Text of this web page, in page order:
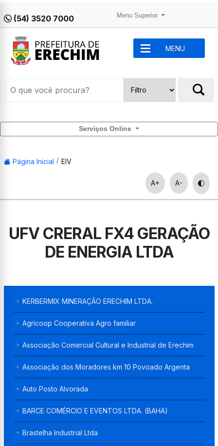
(54) 3520 7000 Menu Superior
MENU
Serviços Online
Página Inicial EIV
A+ A-
UFV CRERAL FX4 GERAÇÃO
DE ENERGIA LTDA
KERBERMIX MINERAÇÃO ERECHIM LTDA.
Agricoop Cooperativa Agro familiar
Associação Comercial Cultural e Industrial de Erechim
Associação dos Moradores km 10 Povoado Argenta
Auto Posto Alvorada
BARCE COMÉRCIO E EVENTOS LTDA. (BAHA)
Brastelha Industrial Ltda